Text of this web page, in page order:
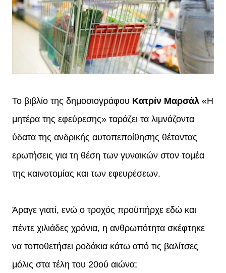
Το βιβλίο της δημοσιογράφου Κατρίν Μαρσάλ «Η
μητέρα της εφεύρεσης» ταράζει τα λιμνάζοντα
ύδατα της ανδρικής αυτοπεποίθησης θέτοντας
ερωτήσεις για τη θέση των γυναικών στον τομέα
της καινοτομίας και των εφευρέσεων.
Άραγε γιατί, ενώ ο τροχός προϋπήρχε εδώ και
πέντε χιλιάδες χρόνια, η ανθρωπότητα σκέφτηκε
να τοποθετήσει ροδάκια κάτω από τις βαλίτσες
μόλις στα τέλη του 20ού αιώνα;